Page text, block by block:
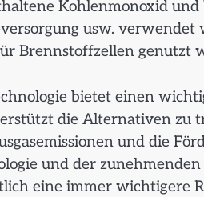
Kohlenmonoxid
usw.
Brennstoffzellen genutzt
bietet einen
die Alternativen zu
und die
und der
eine immer wichtigere